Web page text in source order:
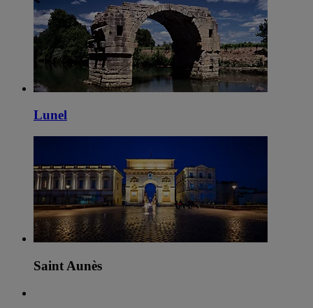
Lunel
Saint Aunès